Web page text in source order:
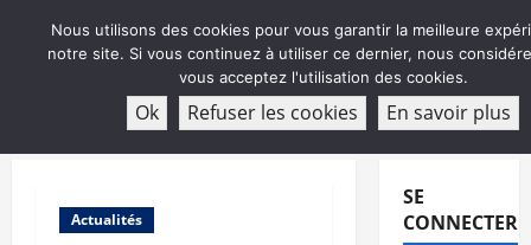
ABONNEMENT
Actualités
SE
CONNECTER
Nous utilisons des cookies pour vous garantir la meilleure
notre site. Si vous continuez à utiliser ce dernier, nous
vous acceptez l'utilisation des cookies.
Ok Refuser les cookies En savoir plus